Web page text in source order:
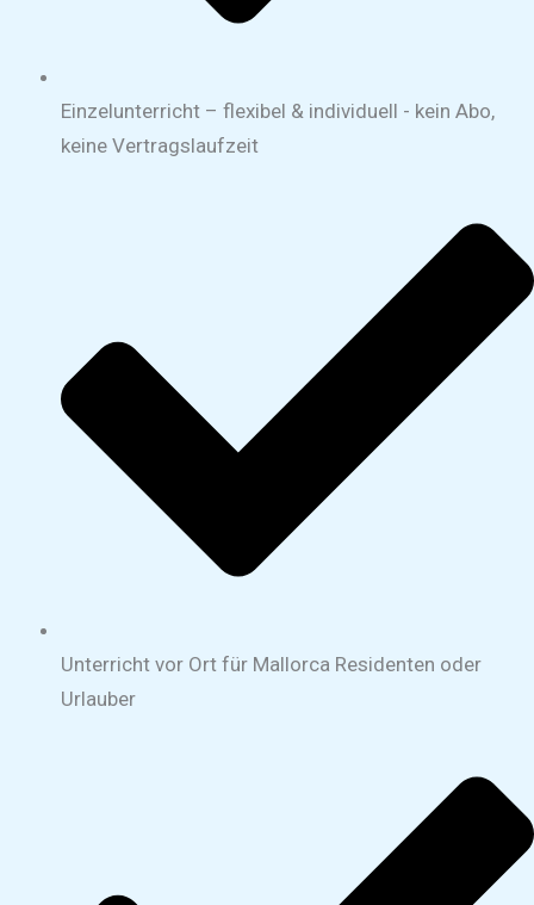
Einzelunterricht – flexibel & individuell - kein Abo,
keine Vertragslaufzeit
Unterricht vor Ort für Mallorca Residenten oder
Urlauber